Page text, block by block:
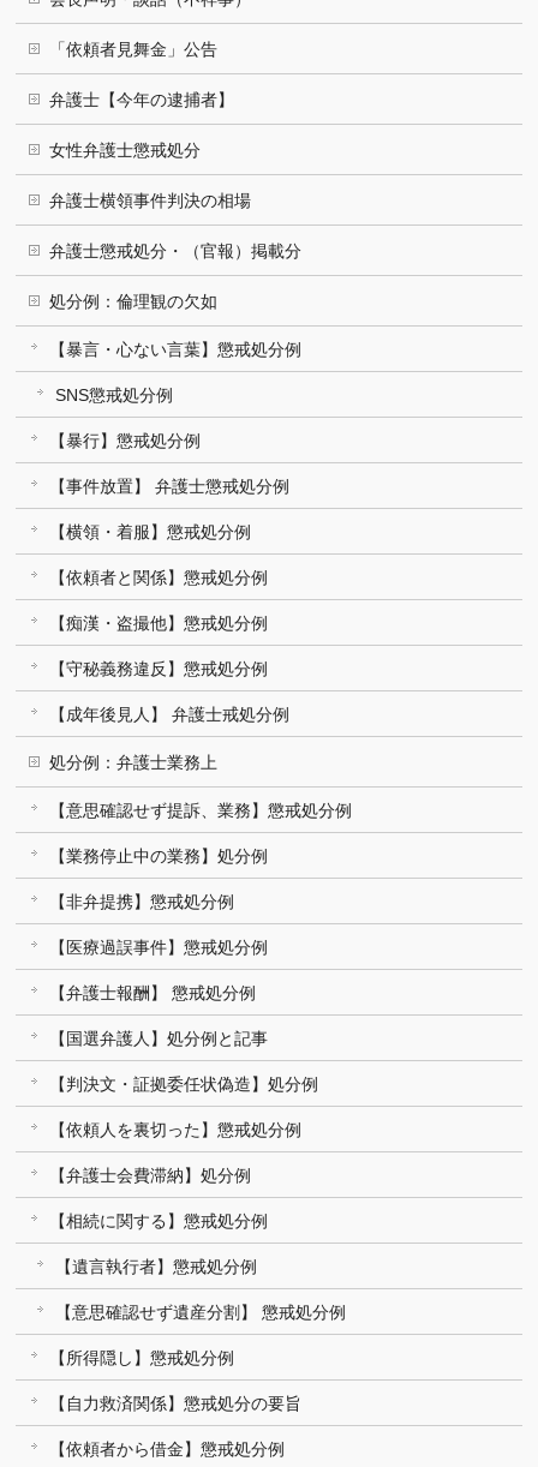
「依頼者見舞金」公告
弁護士【今年の逮捕者】
女性弁護士懲戒処分
弁護士横領事件判決の相場
弁護士懲戒処分・（官報）掲載分
処分例：倫理観の欠如
【暴言・心ない言葉】懲戒処分例
SNS懲戒処分例
【暴行】懲戒処分例
【事件放置】 弁護士懲戒処分例
【横領・着服】懲戒処分例
【依頼者と関係】懲戒処分例
【痴漢・盗撮他】懲戒処分例
【守秘義務違反】懲戒処分例
【成年後見人】 弁護士戒処分例
処分例：弁護士業務上
【意思確認せず提訴、業務】懲戒処分例
【業務停止中の業務】処分例
【非弁提携】懲戒処分例
【医療過誤事件】懲戒処分例
【弁護士報酬】 懲戒処分例
【国選弁護人】処分例と記事
【判決文・証拠委任状偽造】処分例
【依頼人を裏切った】懲戒処分例
【弁護士会費滞納】処分例
【相続に関する】懲戒処分例
【遺言執行者】懲戒処分例
【意思確認せず遺産分割】 懲戒処分例
【所得隠し】懲戒処分例
【自力救済関係】懲戒処分の要旨
【依頼者から借金】懲戒処分例